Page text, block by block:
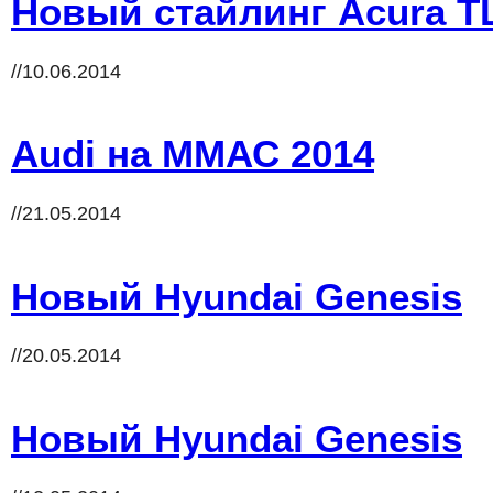
Новый стайлинг Acura
//10.06.2014
Audi на ММАС 2014
//21.05.2014
Новый Hyundai Genesis
//20.05.2014
Новый Hyundai Genesis